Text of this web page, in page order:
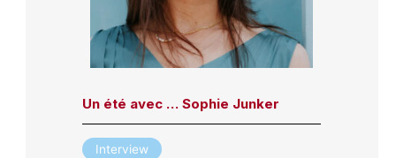
Un été avec … Sophie Junker
Interview